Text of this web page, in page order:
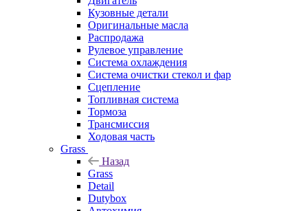
Кузовные детали
Оригинальные масла
Распродажа
Рулевое управление
Система охлаждения
Система очистки стекол и фар
Сцепление
Топливная система
Тормоза
Трансмиссия
Ходовая часть
Grass
Назад
Grass
Detail
Dutybox